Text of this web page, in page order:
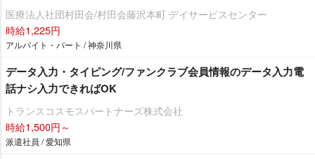
医療法人社団村田会/村田会藤沢本町 デイサービスセンター
時給1,225円
アルバイト・パート / 神奈川県
データ入力・タイピング/ファンクラブ会員情報のデータ入力電
話ナシ入力できればOK
トランスコスモスパートナーズ株式会社
時給1,500円～
派遣社員 / 愛知県